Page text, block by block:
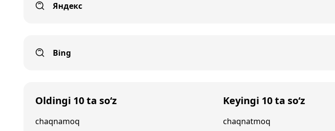
Яндекс
Bing
Oldingi 10 ta so‘z
chaqnamoq
Keyingi 10 ta so‘z
chaqnatmoq